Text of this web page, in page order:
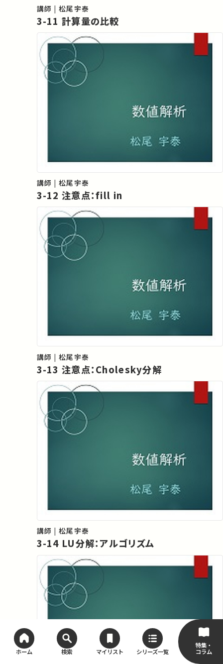
ホーム 検索 マイリスト シリーズ一覧
特集・
コラム
講師 | 松尾宇泰
3-11 計算量の比較
講師 | 松尾宇泰
3-12 注意点：fill in
講師 | 松尾宇泰
3-13 注意点：Cholesky分解
講師 | 松尾宇泰
3-14 LU分解：アルゴリズム